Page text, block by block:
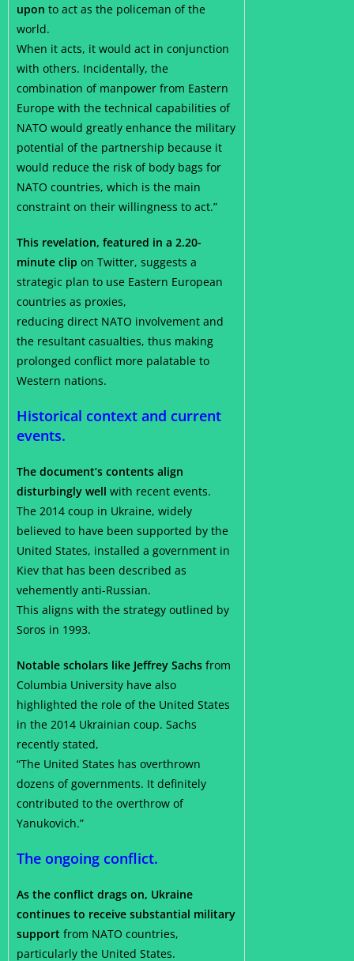
upon to act as the policeman of the
world.
When it acts, it would act in conjunction
with others. Incidentally, the
combination of manpower from Eastern
Europe with the technical capabilities of
NATO would greatly enhance the military
potential of the partnership because it
would reduce the risk of body bags for
NATO countries, which is the main
constraint on their willingness to act.”
This revelation, featured in a 2.20-
minute clip on Twitter, suggests a
strategic plan to use Eastern European
countries as proxies,
reducing direct NATO involvement and
the resultant casualties, thus making
prolonged conflict more palatable to
Western nations.
Historical context and current
events.
The document’s contents align
disturbingly well with recent events.
The 2014 coup in Ukraine, widely
believed to have been supported by the
United States, installed a government in
Kiev that has been described as
vehemently anti-Russian.
This aligns with the strategy outlined by
Soros in 1993.
Notable scholars like Jeffrey Sachs from
Columbia University have also
highlighted the role of the United States
in the 2014 Ukrainian coup. Sachs
recently stated,
“The United States has overthrown
dozens of governments. It definitely
contributed to the overthrow of
Yanukovich.”
The ongoing conflict.
As the conflict drags on, Ukraine
continues to receive substantial military
support from NATO countries,
particularly the United States.